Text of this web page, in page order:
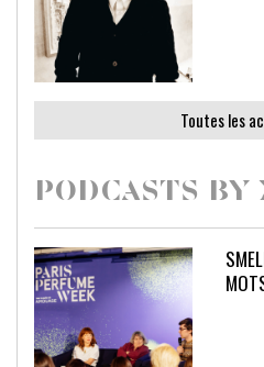
Toutes les
PODCASTS BY